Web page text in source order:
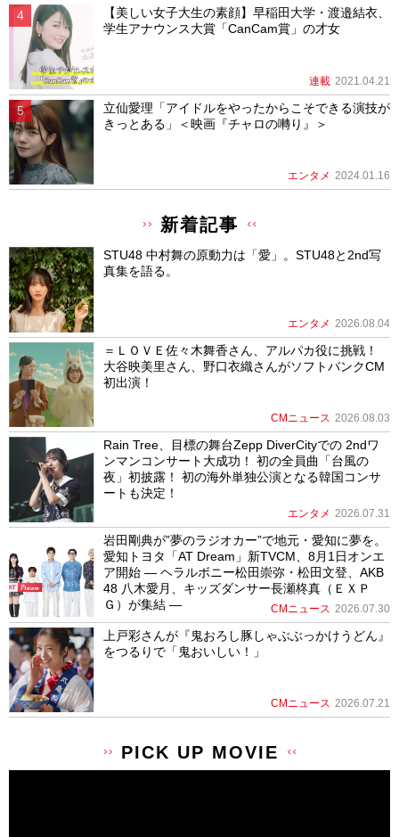
【美しい女子大生の素顔】早稲田大学・渡邉結衣、
学生アナウンス大賞「CanCam賞」の才女
連載 2021.04.21
立仙愛理「アイドルをやったからこそできる演技が
きっとある」＜映画『チャロの囀り』＞
エンタメ 2024.01.16
新着記事
STU48 中村舞の原動力は「愛」。STU48と2nd写
真集を語る。
エンタメ 2026.08.04
＝ＬＯＶＥ佐々木舞香さん、アルパカ役に挑戦！
大谷映美里さん、野口衣織さんがソフトバンクCM
初出演！
CMニュース 2026.08.03
Rain Tree、目標の舞台Zepp DiverCityでの 2ndワ
ンマンコンサート大成功！ 初の全員曲「台風の
夜」初披露！ 初の海外単独公演となる韓国コンサ
ートも決定！
エンタメ 2026.07.31
岩田剛典が”夢のラジオカー”で地元・愛知に夢を。
愛知トヨタ「AT Dream」新TVCM、8月1日オンエ
ア開始 ― ヘラルボニー松田崇弥・松田文登、AKB
48 八木愛月、キッズダンサー長瀬柊真（ＥＸＰ
Ｇ）が集結 ―
CMニュース 2026.07.30
上戸彩さんが『鬼おろし豚しゃぶぶっかけうどん』
をつるりで「鬼おいしい！」
CMニュース 2026.07.21
PICK UP MOVIE